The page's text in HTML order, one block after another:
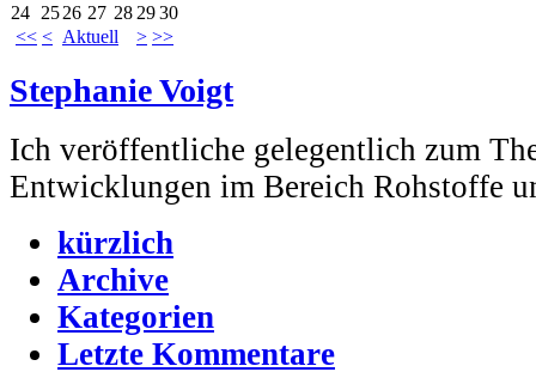
<< < Aktuell > >>
24 2526 27 28 2930
Stephanie Voigt
Ich veröffentliche gelegentlich zum
Entwicklungen im Bereich Rohstoffe
kürzlich
Archive
Kategorien
Letzte Kommentare